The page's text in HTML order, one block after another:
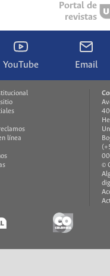
Portal de
revistas
YouTube Email
línea
©